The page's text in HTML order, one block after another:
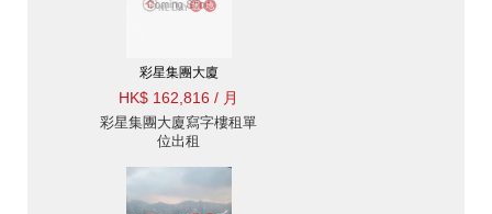
彩星集團大廈
HK$ 162,816 / 月
彩星集團大廈寫字樓租單
位出租